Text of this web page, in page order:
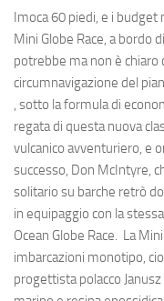
Imoca 60 piedi, e i budget
Mini Globe Race, a bordo
potrebbe ma non è chiaro
circumnavigazione del
, sotto la formula di
regata di questa nuova
vulcanico avventuriero, e
successo, Don McIntyre,
solitario su barche retrò
in equipaggio con la
Ocean Globe Race. La
imbarcazioni monotipo,
progettista polacco